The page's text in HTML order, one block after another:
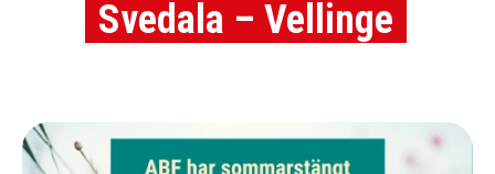
Svedala – Vellinge